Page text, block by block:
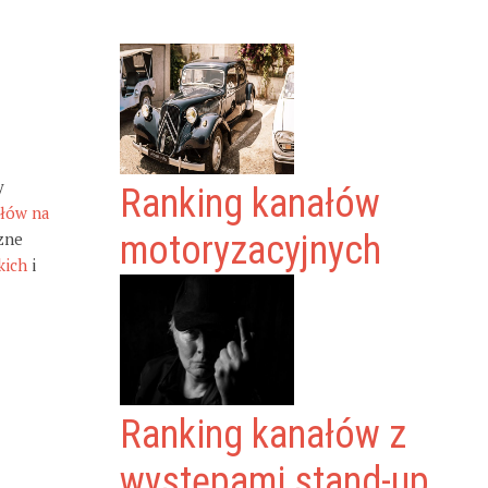
na
i
Ranking kanałów
motoryzacyjnych
Ranking kanałów z